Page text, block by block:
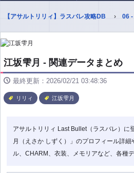
【アサルトリリィ】ラスバレ攻略DB 06 -
江坂雫月 - 関連データまとめ
最終更新：2026/02/21 03:48:36
リリィ 江坂雫月
アサルトリリィ Last Bullet（ラスバレ）に
月（えさか しずく）」のプロフィール詳
ル、CHARM、衣装、メモリアなど、各種